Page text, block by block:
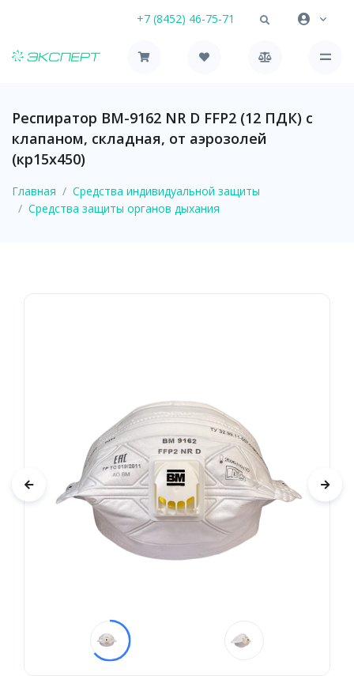
+7 (8452) 46-75-71
Респиратор ВМ-9162 NR D FFP2 (12 ПДК) с
клапаном, складная, от аэрозолей
(кр15х450)
Главная
Средства индивидуальной защиты
Средства защиты органов дыхания